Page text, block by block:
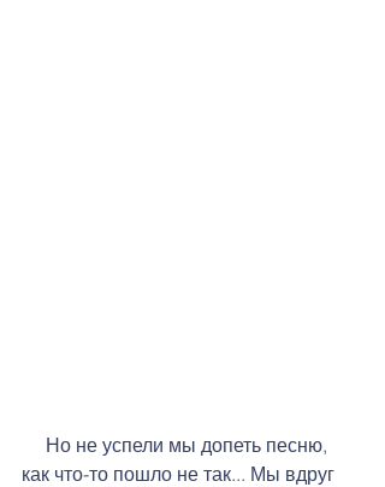
как что-то пошло не так... Мы вдруг